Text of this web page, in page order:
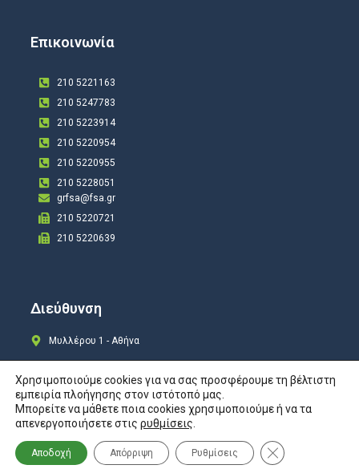
Επικοινωνία
210 5221163
210 5247783
210 5223914
210 5220954
210 5220955
210 5228051
grfsa@fsa.gr
210 5220721
210 5220639
Διεύθυνση
Μυλλέρου 1 - Αθήνα
Copyright © 2024 All rights Reserved. Design byCOSMOTE New Site4U
Προστασία Προσωπικών Δεδομένων
Χρησιμοποιούμε cookies για να σας προσφέρουμε τη βέλτιστη
εμπειρία πλοήγησης στον ιστότοπό μας.
Μπορείτε να μάθετε ποια cookies χρησιμοποιούμε ή να τα
απενεργοποιήσετε στις ρυθμίσεις
Αποδοχή Απόρριψη Ρυθμίσεις Κλείσιμο του